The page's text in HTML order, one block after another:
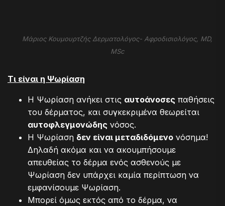
Μάριος Κουμουρτζής Δερματολόγος- Αφροδισιολόγος, MD,
MSc
Τι είναι η Ψωρίαση
Η Ψωρίαση ανήκει στις αυτοάνοσες παθήσεις
του δέρματος, και συγκεκριμένα θεωρείται
αυτοφλεγμονώδης νόσος.
Η Ψωρίαση δεν είναι μεταδιδόμενο νόσημα!
Δηλαδή ακόμα και να ακουμπήσουμε
απευθείας το δέρμα ενός ασθενούς με
Ψωρίαση δεν υπάρχει καμία περίπτωση να
εμφανίσουμε Ψωρίαση.
Μπορεί όμως εκτός από το δέρμα, να